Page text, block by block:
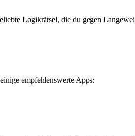
Logikrätsel, die du gegen
empfehlenswerte Apps: